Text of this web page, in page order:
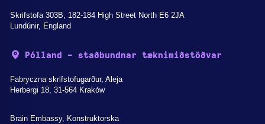
Skrifstofa 303B, 182-184 High Street North E6 2JA
Lundúnir, England
Pólland - staðbundnar tæknimiðstöðvar
Fabryczna skrifstofugarður, Aleja
Herbergi 18, 31-564 Kraków
Brain Embassy, Konstruktorska